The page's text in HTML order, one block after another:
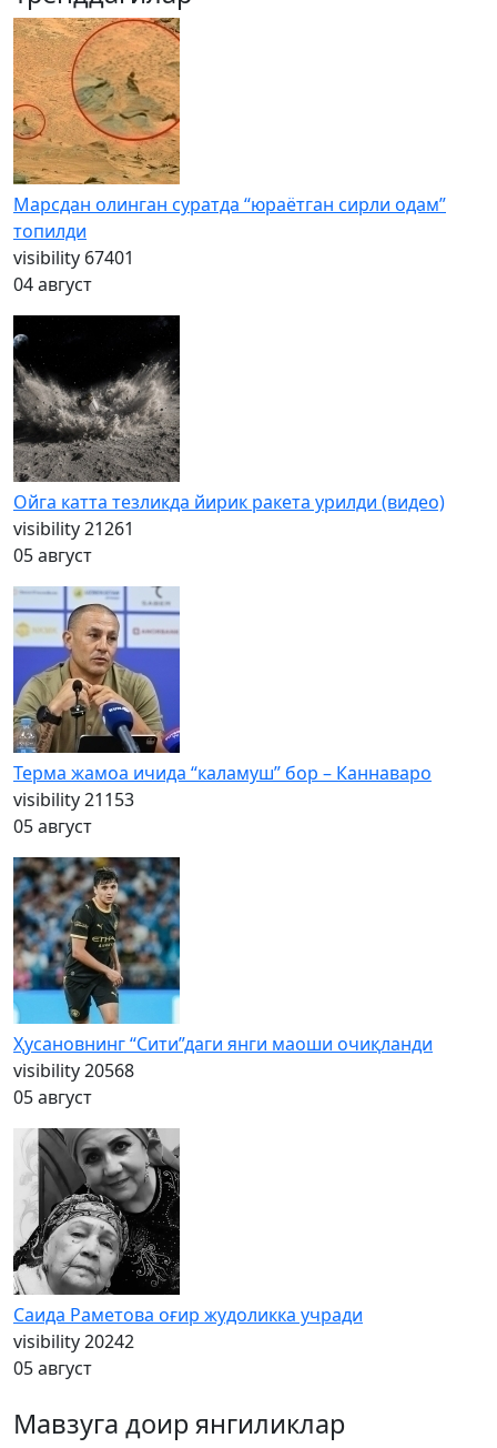
Марсдан олинган суратда “юраётган сирли одам”
топилди
visibility 67401
04 август
Ойга катта тезликда йирик ракета урилди (видео)
visibility21261
05 август
Терма жамоа ичида “каламуш” бор – Каннаваро
visibility21153
05 август
Ҳусановнинг “Сити”даги янги маоши очиқланди
visibility20568
05 август
Саида Раметова оғир жудоликка учради
visibility20242
05 август
Мавзуга доир янгиликлар